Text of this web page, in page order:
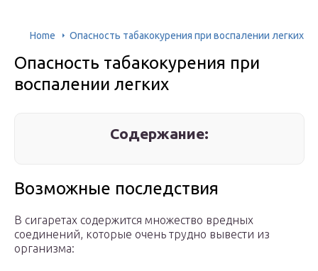
Home Опасность табакокурения при воспалении легких
Опасность табакокурения при
воспалении легких
Содержание:
Возможные последствия
В сигаретах содержится множество вредных
соединений, которые очень трудно вывести из
организма: